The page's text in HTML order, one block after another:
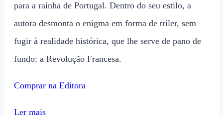
para a rainha de Portugal. Dentro do seu estilo, a
autora desmonta o enigma em forma de tríler, sem
fugir à realidade histórica, que lhe serve de pano de
fundo: a Revolução Francesa.
Comprar na Editora
Ler mais